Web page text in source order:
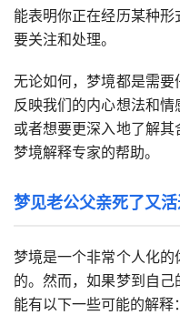
能表明你正在经历某种
要关注和处理。
无论如何，梦境都是需
反映我们的内心想法和
或者想要更深入地了解
梦境解释专家的帮助。
梦见老公父亲死了又
梦境是一个非常个人化
的。然而，如果梦到自
能有以下一些可能的解释